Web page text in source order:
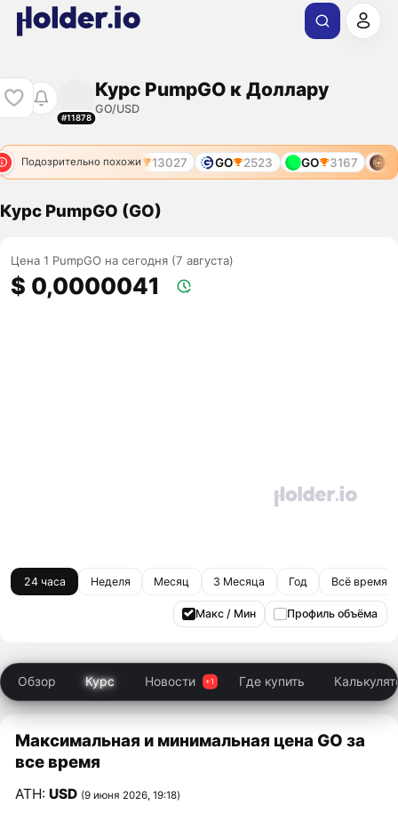
#11878
Курс PumpGO к Доллару
GO/USD
Подозрительно похожи
13071 PUMPAD 13027 GO 2523 GO 3167
Курс PumpGO (GO)
Цена 1 PumpGO на сегодня (7 августа)
$ 0,0000041
24 часа Неделя Месяц 3 Месяца Год Всё время
Макс / Мин Профиль объёма
Обзор Курс Новости Где купить
Максимальная и минимальная цена GO за
все время
ATH:USD (9 июня 2026, 19:18)